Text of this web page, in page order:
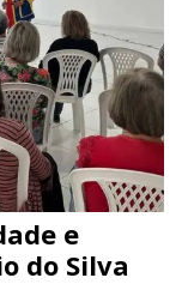
e
do Silva